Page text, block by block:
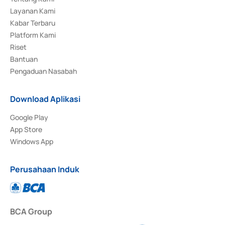
Layanan Kami
Kabar Terbaru
Platform Kami
Riset
Bantuan
Pengaduan Nasabah
Download Aplikasi
Google Play
App Store
Windows App
Perusahaan Induk
BCA Group